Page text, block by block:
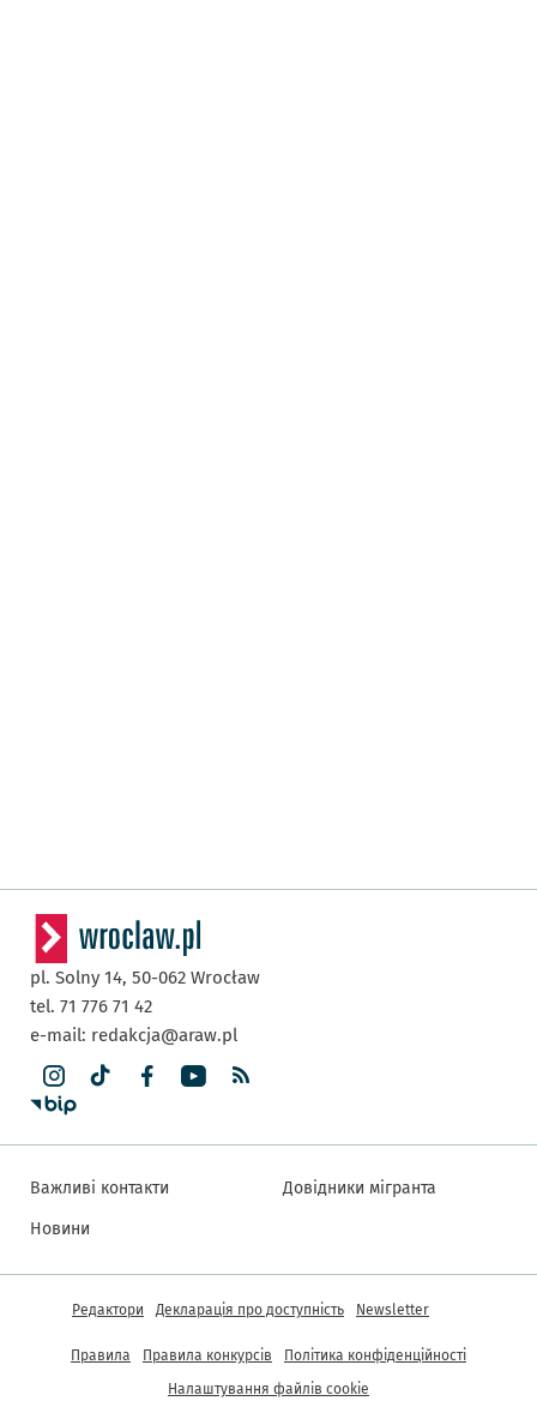
pl. Solny 14, 50-062 Wrocław
tel. 71 776 71 42
e-mail: redakcja@araw.pl
Важливі контакти
Новини
Довідники мігранта
Інша інформація
Редактори Декларація про доступність Newsletter
Правила Правила конкурсів
Політика конфіденційності
Налаштування файлів cookie